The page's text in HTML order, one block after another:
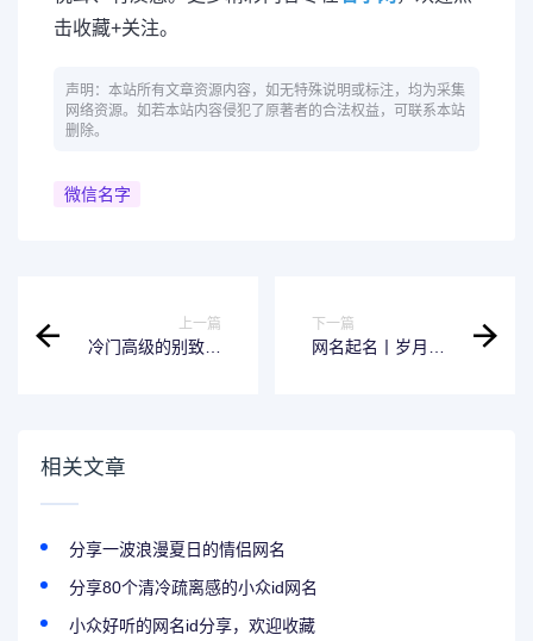
击收藏+关注。
声明：本站所有文章资源内容，如无特殊说明或标注，均为采集
网络资源。如若本站内容侵犯了原著者的合法权益，可联系本站
删除。
微信名字
上一篇
冷门高级的别致网
下一篇
网名起名丨岁月静
相关文章
分享一波浪漫夏日的情侣网名
分享80个清冷疏离感的小众id网名
小众好听的网名id分享，欢迎收藏